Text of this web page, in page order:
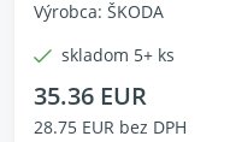
Výrobca: ŠKODA
skladom 5+ ks
35.36 EUR
28.75 EUR bez DPH